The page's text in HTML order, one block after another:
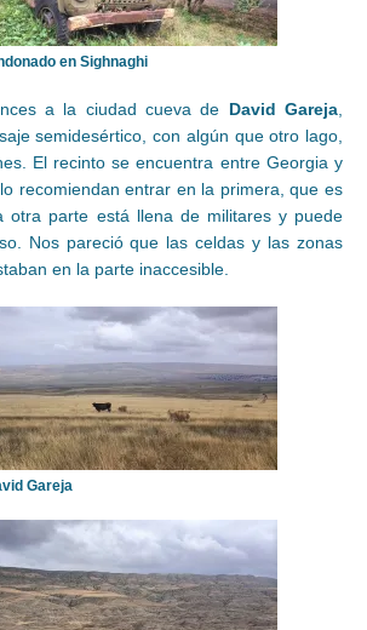
en Sighnaghi
a la ciudad cueva de David Gareja,
semidesértico, con algún que otro lago,
El recinto se encuentra entre Georgia y
recomiendan entrar en la primera, que es
otra parte está llena de militares y puede
Nos pareció que las celdas y las zonas
en la parte inaccesible.
Gareja